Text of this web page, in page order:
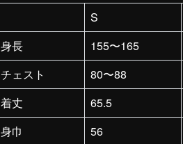
S
身長
155〜165
チェスト
80〜88
着丈
65.5
身巾
56